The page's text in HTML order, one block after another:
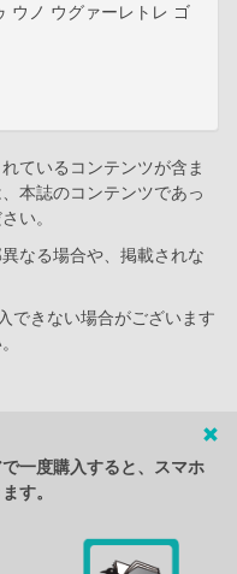
ノ ウグァーレトレ ゴ
ているコンテンツが含ま
本誌のコンテンツであっ
い。
なる場合や、掲載されな
できない場合がございます
一度購入すると、スマホ
す。